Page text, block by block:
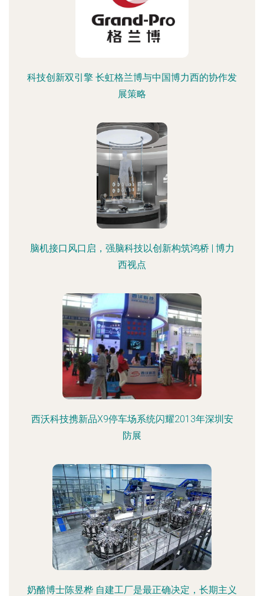
科技创新双引擎 长虹格兰博与中国博力西的协作发
展策略
脑机接口风口启，强脑科技以创新构筑鸿桥 | 博力
西视点
西沃科技携新品X9停车场系统闪耀2013年深圳安
防展
奶酪博士陈昱桦 自建工厂是最正确决定，长期主义